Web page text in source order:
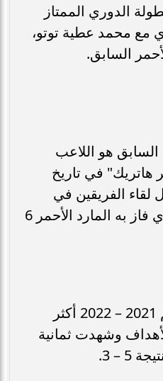
الدوري الممتاز
مع محمد عطية توتو،
السابق.
السابق هو اللاعب
في تاريخ
لقاء الفريقين في
موسم 2001 – 2002 الذي فاز به المارد الأحمر 6
تعتبر قمة الدوري موسم 2021 – 2022 أكثر
وشهدت ثمانية
– 3.